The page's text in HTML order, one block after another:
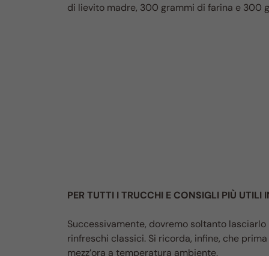
di lievito madre, 300 grammi di farina e 300
PER TUTTI I TRUCCHI E CONSIGLI PIÙ UTILI
Successivamente, dovremo soltanto
rinfreschi classici. Si ricorda, infine, che
mezz’ora a temperatura ambiente.